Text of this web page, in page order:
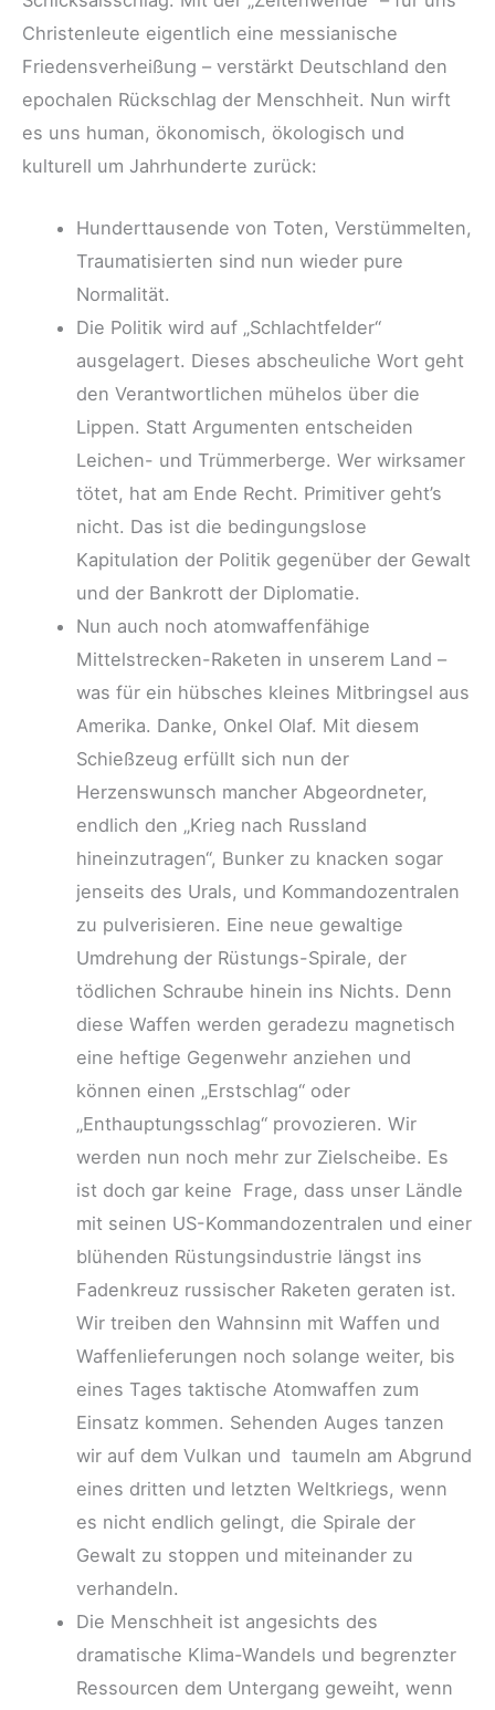
Christenleute eigentlich eine messianische
Friedensverheißung – verstärkt Deutschland den
epochalen Rückschlag der Menschheit. Nun wirft
es uns human, ökonomisch, ökologisch und
kulturell um Jahrhunderte zurück:
Hunderttausende von Toten, Verstümmelten,
Traumatisierten sind nun wieder pure
Normalität.
Die Politik wird auf „Schlachtfelder“
ausgelagert. Dieses abscheuliche Wort geht
den Verantwortlichen mühelos über die
Lippen. Statt Argumenten entscheiden
Leichen- und Trümmerberge. Wer wirksamer
tötet, hat am Ende Recht. Primitiver geht’s
nicht. Das ist die bedingungslose
Kapitulation der Politik gegenüber der Gewalt
und der Bankrott der Diplomatie.
Nun auch noch atomwaffenfähige
Mittelstrecken-Raketen in unserem Land –
was für ein hübsches kleines Mitbringsel aus
Amerika. Danke, Onkel Olaf. Mit diesem
Schießzeug erfüllt sich nun der
Herzenswunsch mancher Abgeordneter,
endlich den „Krieg nach Russland
hineinzutragen“, Bunker zu knacken sogar
jenseits des Urals, und Kommandozentralen
zu pulverisieren. Eine neue gewaltige
Umdrehung der Rüstungs-Spirale, der
tödlichen Schraube hinein ins Nichts. Denn
diese Waffen werden geradezu magnetisch
eine heftige Gegenwehr anziehen und
können einen „Erstschlag“ oder
„Enthauptungsschlag“ provozieren. Wir
werden nun noch mehr zur Zielscheibe. Es
ist doch gar keine Frage, dass unser Ländle
mit seinen US-Kommandozentralen und einer
blühenden Rüstungsindustrie längst ins
Fadenkreuz russischer Raketen geraten ist.
Wir treiben den Wahnsinn mit Waffen und
Waffenlieferungen noch solange weiter, bis
eines Tages taktische Atomwaffen zum
Einsatz kommen. Sehenden Auges tanzen
wir auf dem Vulkan und taumeln am Abgrund
eines dritten und letzten Weltkriegs, wenn
es nicht endlich gelingt, die Spirale der
Gewalt zu stoppen und miteinander zu
verhandeln.
Die Menschheit ist angesichts des
dramatische Klima-Wandels und begrenzter
Ressourcen dem Untergang geweiht, wenn